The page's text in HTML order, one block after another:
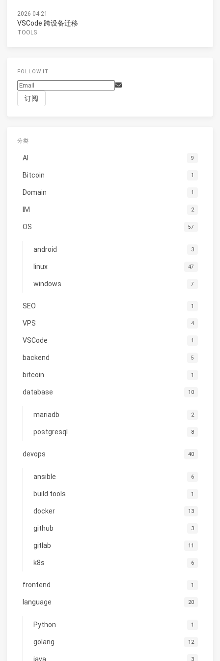
2026-04-21
VSCode 跨设备迁移
TOOLS
FOLLOW.IT
分类
AI 9
Bitcoin 1
Domain 1
IM 2
OS 57
android 3
linux 47
windows 7
SEO 1
VPS 4
VSCode 1
backend 5
bitcoin 1
database 10
mariadb 2
postgresql 8
devops 40
ansible 6
build tools 1
docker 13
github 3
gitlab 11
k8s 6
frontend 1
language 20
Python 1
golang 12
java 3